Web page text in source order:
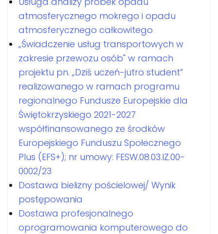
atmosferycznego mokrego i opadu
atmosferycznego całkowitego
„Świadczenie usług transportowych w
zakresie przewozu osób" w ramach
projektu pn. „Dziś uczeń-jutro student”
realizowanego w ramach programu
regionalnego Fundusze Europejskie dla
Świętokrzyskiego 2021-2027
współfinansowanego ze środków
Europejskiego Funduszu Społecznego
Plus (EFS+); nr umowy: FESW.08.03.IZ.00-
0002/23
Dostawa bielizny pościelowej/ Wynik
postępowania
Dostawa profesjonalnego
oprogramowania komputerowego do